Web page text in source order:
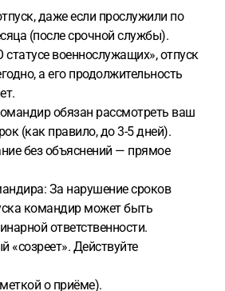
даже если прослужили по
(после срочной службы).
статусе военнослужащих», отпуск
а его продолжительность
обязан рассмотреть ваш
(как правило, до 3-5 дней).
без объяснений — прямое
За нарушение сроков
командир может быть
ответственности.
«созреет». Действуйте
о приёме).